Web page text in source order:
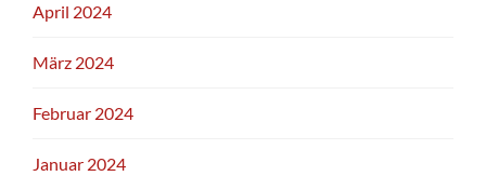
April 2024
März 2024
Februar 2024
Januar 2024